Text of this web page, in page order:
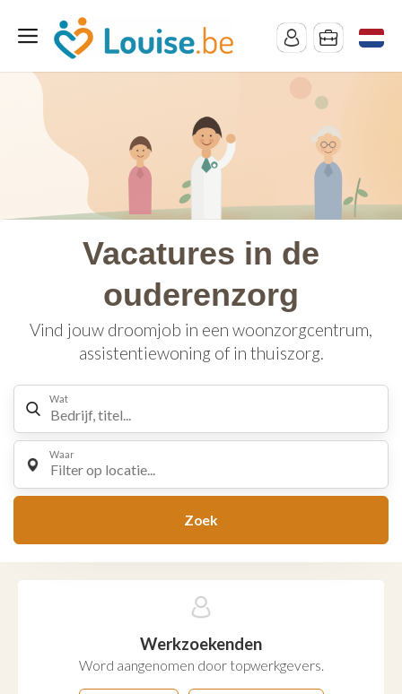
Vacatures in de
ouderenzorg
Vind jouw droomjob in een woonzorgcentrum,
assistentiewoning of in thuiszorg.
Wat
Waar
Filter op locatie...
Zoek
Werkzoekenden
Word aangenomen door topwerkgevers.